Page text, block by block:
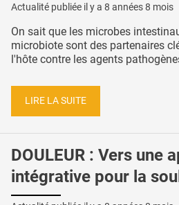
Actualité publiée il y a 8 années 8 mois
On sait que les microbes
microbiote sont des partenaires
l'hôte contre les agents
LIRE LA SUITE
DOULEUR : Vers une
intégrative pour la